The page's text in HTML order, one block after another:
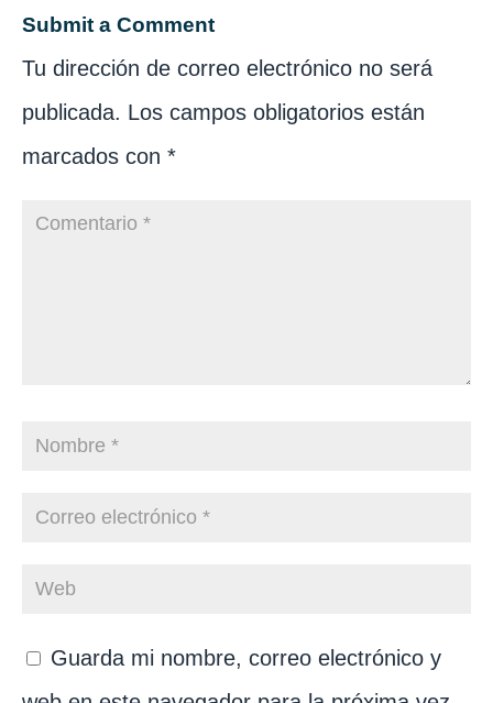
Submit a Comment
Tu dirección de correo electrónico no será
publicada. Los campos obligatorios están
marcados con *
Guarda mi nombre, correo electrónico y